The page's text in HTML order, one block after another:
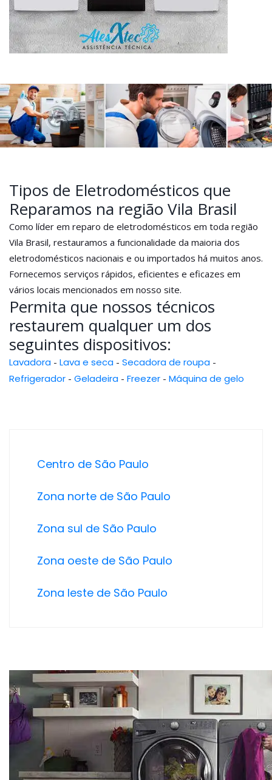
Tipos de Eletrodomésticos que
Reparamos na região Vila Brasil
Como líder em reparo de eletrodomésticos em toda região
Vila Brasil, restauramos a funcionalidade da maioria dos
eletrodomésticos nacionais e ou importados há muitos anos.
Fornecemos serviços rápidos, eficientes e eficazes em
vários locais mencionados em nosso site.
Permita que nossos técnicos
restaurem qualquer um dos
seguintes dispositivos:
Lavadora - Lava e seca - Secadora de roupa -
Refrigerador - Geladeira - Freezer - Máquina de gelo
Centro de São Paulo
Zona norte de São Paulo
Zona sul de São Paulo
Zona oeste de São Paulo
Zona leste de São Paulo